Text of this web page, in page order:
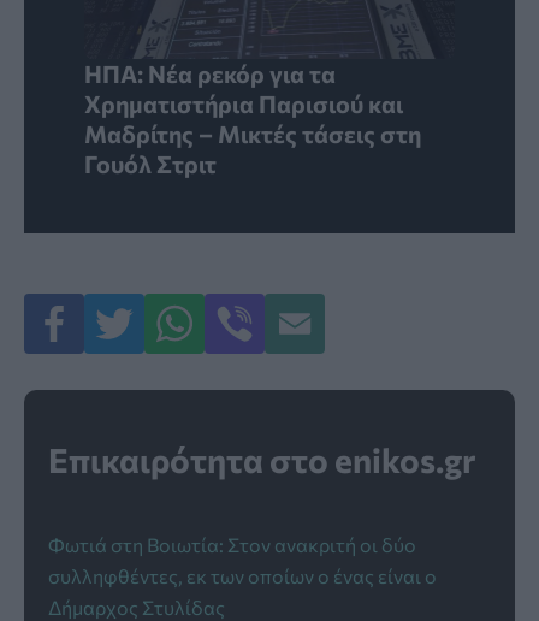
ΗΠΑ: Νέα ρεκόρ για τα
Χρηματιστήρια Παρισιού και
Μαδρίτης – Μικτές τάσεις στη
Γουόλ Στριτ
Επικαιρότητα στο enikos.gr
Φωτιά στη Βοιωτία: Στον ανακριτή οι δύο
συλληφθέντες, εκ των οποίων ο ένας είναι ο
Δήμαρχος Στυλίδας